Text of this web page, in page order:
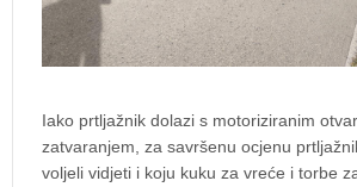
Iako prtljažnik dolazi s motoriziranim
zatvaranjem, za savršenu ocjenu
voljeli vidjeti i koju kuku za vreće i torbe